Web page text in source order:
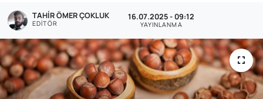
TAHIR ÖMER ÇOKLUK
EDITÖR
16.07.2025 - 09:12
YAYINLANMA
Ekonomi
Genel
Gündem